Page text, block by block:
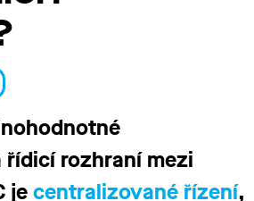
řídicí rozhraní mezi
jecentralizované řízení,